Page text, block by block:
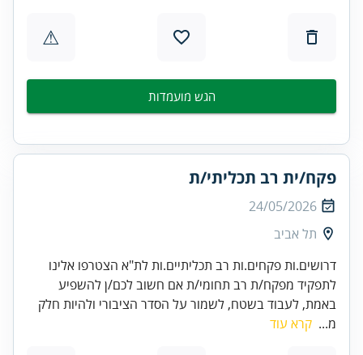
⚠
הגש מועמדות
פקח/ית רב תכליתי/ת
24/05/2026
תל אביב
דרושים.ות פקחים.ות רב תכליתיים.ות לת"א הצטרפו אלינו
לתפקיד מפקח/ת רב תחומי/ת אם חשוב לכם/ן להשפיע
באמת, לעבוד בשטח, לשמור על הסדר הציבורי ולהיות חלק
מ... קרא עוד